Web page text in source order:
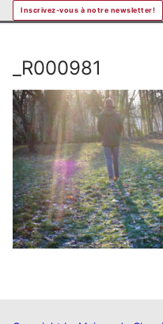
AllerInscrivez-vous à notre newsletter!
_R000981